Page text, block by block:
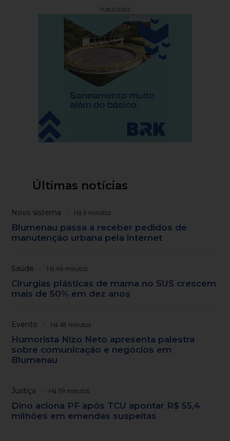
PUBLICIDADE
Últimas notícias
Novo sistema Há 9 minutos
Blumenau passa a receber pedidos de
manutenção urbana pela internet
Saúde Há 46 minutos
Cirurgias plásticas de mama no SUS crescem
mais de 50% em dez anos
Evento Há 48 minutos
Humorista Nizo Neto apresenta palestra
sobre comunicação e negócios em
Blumenau
Justiça Há 59 minutos
Dino aciona PF após TCU apontar R$ 55,4
milhões em emendas suspeitas